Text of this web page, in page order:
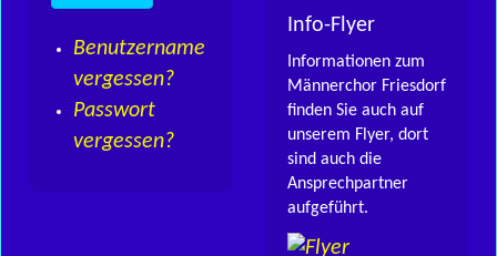
Benutzername
vergessen?
Passwort
vergessen?
Info-Flyer
Informationen zum
Männerchor Friesdorf
finden Sie auch auf
unserem Flyer, dort
sind auch die
Ansprechpartner
aufgeführt.